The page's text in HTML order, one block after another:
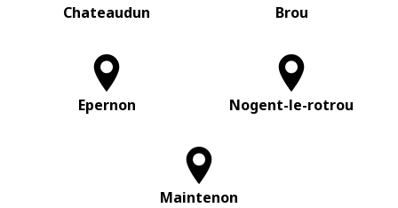
Chateaudun Brou
Epernon Nogent-le-rotrou
Maintenon